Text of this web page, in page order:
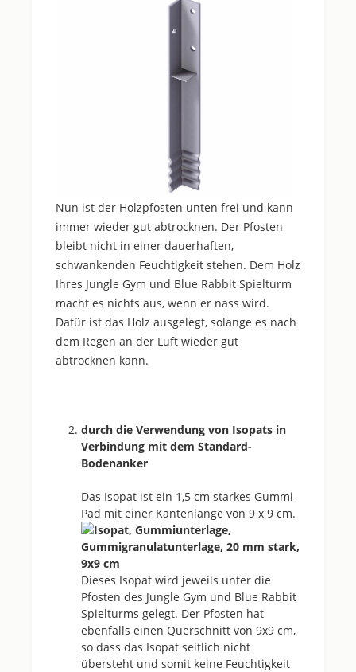
Nun ist der Holzpfosten unten frei und kann
immer wieder gut abtrocknen. Der Pfosten
bleibt nicht in einer dauerhaften,
schwankenden Feuchtigkeit stehen. Dem Holz
Ihres Jungle Gym und Blue Rabbit Spielturm
macht es nichts aus, wenn er nass wird.
Dafür ist das Holz ausgelegt, solange es nach
dem Regen an der Luft wieder gut
abtrocknen kann.
durch die Verwendung von Isopats in
Verbindung mit dem Standard-
Bodenanker
Das Isopat ist ein 1,5 cm starkes Gummi-
Pad mit einer Kantenlänge von 9 x 9 cm.
Dieses Isopat wird jeweils unter die
Pfosten des Jungle Gym und Blue Rabbit
Spielturms gelegt. Der Pfosten hat
ebenfalls einen Querschnitt von 9x9 cm,
so dass das Isopat seitlich nicht
übersteht und somit keine Feuchtigkeit